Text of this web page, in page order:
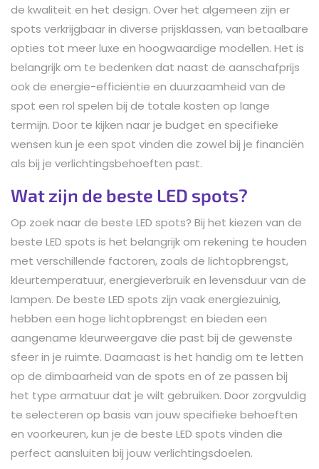
de kwaliteit en het design. Over het algemeen zijn er
spots verkrijgbaar in diverse prijsklassen, van betaalbare
opties tot meer luxe en hoogwaardige modellen. Het is
belangrijk om te bedenken dat naast de aanschafprijs
ook de energie-efficiëntie en duurzaamheid van de
spot een rol spelen bij de totale kosten op lange
termijn. Door te kijken naar je budget en specifieke
wensen kun je een spot vinden die zowel bij je financiën
als bij je verlichtingsbehoeften past.
Wat zijn de beste LED spots?
Op zoek naar de beste LED spots? Bij het kiezen van de
beste LED spots is het belangrijk om rekening te houden
met verschillende factoren, zoals de lichtopbrengst,
kleurtemperatuur, energieverbruik en levensduur van de
lampen. De beste LED spots zijn vaak energiezuinig,
hebben een hoge lichtopbrengst en bieden een
aangename kleurweergave die past bij de gewenste
sfeer in je ruimte. Daarnaast is het handig om te letten
op de dimbaarheid van de spots en of ze passen bij
het type armatuur dat je wilt gebruiken. Door zorgvuldig
te selecteren op basis van jouw specifieke behoeften
en voorkeuren, kun je de beste LED spots vinden die
perfect aansluiten bij jouw verlichtingsdoelen.